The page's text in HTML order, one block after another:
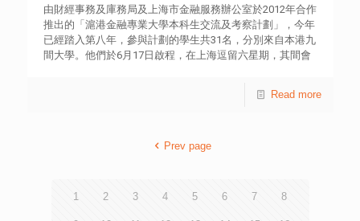
者、本地和海外學者包括︰英國東倫敦大學法律與犯罪系名
譽教授Dr Mary AIKEN、日本龍谷大學法學部教授Koichi
HAMAI，以及澳洲昆士蘭科技大學司法學院副教授Dr
Cassandra CROSS，分享網絡安全、防治青少年科技罪行的
iSmarter青少年科技罪行防治服務」，為6至24歲高危青少
《青少年科網危機快速辨識工具》，以及推出《網絡偵探》
化官、青少年服務機構及學校轉介青少年；至今已服務261
由財經事務及庫務局及上海市金融服務辦公室於2012年合作
推出的「滬港金融專業大學本科生交流及考察計劃」，今年
已經踏入第八年，參與計劃的學生共31名，分別來自本港九
間大學。他們於6月17日啟程，在上海逗留六星期，其間會
行交流活動。參與計劃的上海大學生則於七月下旬抵港。
保險、證券、會計、資產管理和金融科技。他期望同學藉着
辦機構香港青年協會理事會委員陳重義博士，以及支持機構
Read more
Prev page
1 2 3 4 5 6 7 8